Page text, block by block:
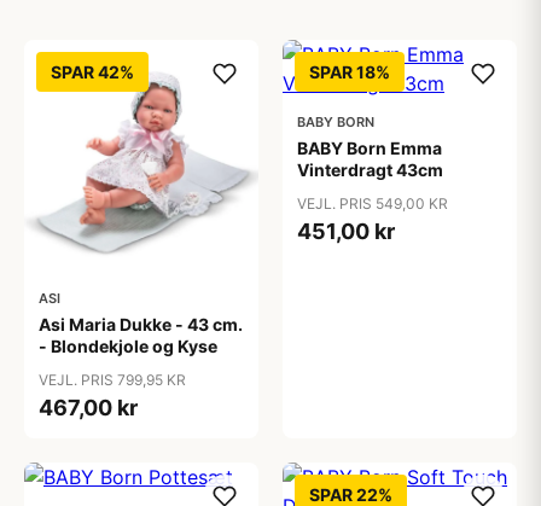
SPAR 42%
ASI
Asi Maria Dukke - 43 cm.
- Blondekjole og Kyse
VEJL. PRIS 799,95 KR
467,00 kr
SPAR 18%
BABY BORN
BABY Born Emma
Vinterdragt 43cm
VEJL. PRIS 549,00 KR
451,00 kr
SPAR 22%